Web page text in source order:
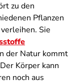
zu den
Pflanzen
Sie
der Natur kommt
Körper kann
noch aus